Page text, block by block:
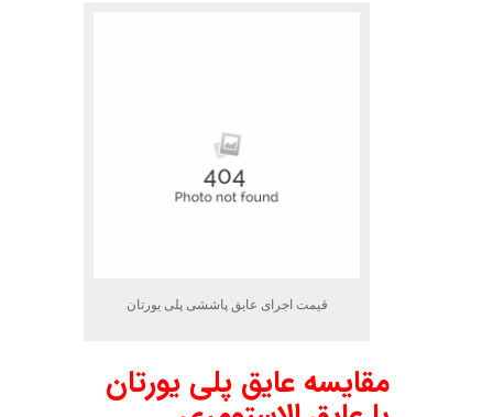
قیمت اجرای عایق پاششی پلی یورتان
مقایسه عایق پلی یورتان